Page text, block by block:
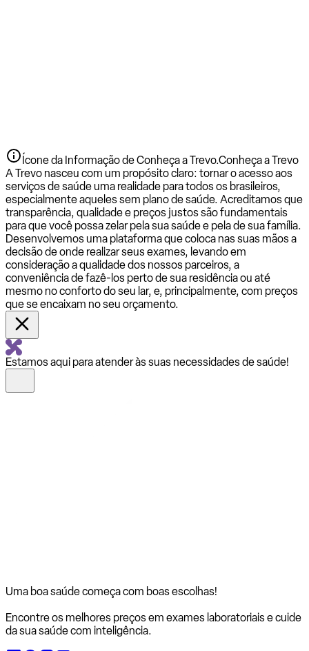
Ícone da Informação de Conheça a Trevo.Conheça a Trevo
A Trevo nasceu com um propósito claro: tornar o acesso aos
serviços de saúde uma realidade para todos os brasileiros,
especialmente aqueles sem plano de saúde. Acreditamos que
transparência, qualidade e preços justos são fundamentais
para que você possa zelar pela sua saúde e pela de sua família.
Desenvolvemos uma plataforma que coloca nas suas mãos a
decisão de onde realizar seus exames, levando em
consideração a qualidade dos nossos parceiros, a
conveniência de fazê-los perto de sua residência ou até
mesmo no conforto do seu lar, e, principalmente, com preços
que se encaixam no seu orçamento.
Estamos aqui para atender às suas necessidades de saúde!
Uma boa saúde começa com boas escolhas!
Encontre os melhores preços em exames laboratoriais e cuide
da sua saúde com inteligência.